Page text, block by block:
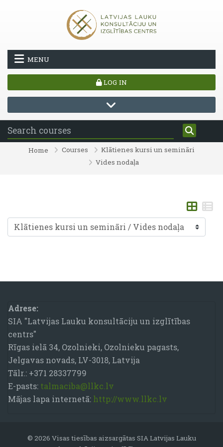
MENU
LOG IN
Home Courses
Klātienes kursi un semināri
Vides nodaļa
Course categories
Blocks
Adrese:
SIA "Latvijas Lauku konsultāciju un izglītības
centrs"
Rīgas ielā 34, Ozolnieki, Ozolnieku pagasts,
Jelgavas novads, LV-3018, Latvija
Tālr.: +371 28337799
E-pasts: talmaciba@llkc.lv
Mājas lapa internetā: http://www.llkc.lv
© 2026 Visas tiesības aizsargātas SIA Latvijas Lauku